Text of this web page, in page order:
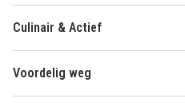
Culinair & Actief
Voordelig weg